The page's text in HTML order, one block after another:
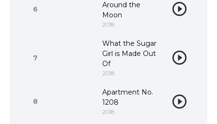
6
Around the
Moon
2018
7
What the Sugar
Girl is Made Out
Of
2018
8
Apartment No.
1208
2018